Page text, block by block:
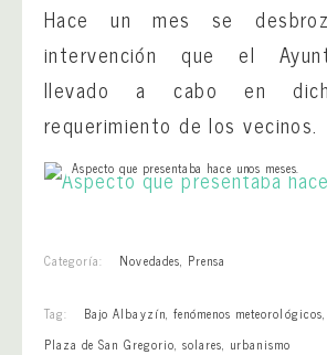
Hace un mes se
intervención que el
llevado a cabo en
requerimiento de los vecinos.
Aspecto que presentaba hace unos meses.
Categoría: Novedades Prensa
Tag: Bajo Albayzín fenómenos meteorológicos
Plaza de San Gregorio solares urbanismo